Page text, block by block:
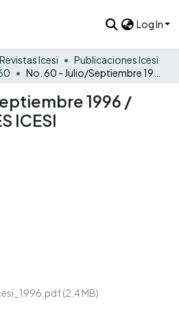
Log In
Revistas Icesi
Publicaciones Icesi
1996 /
ICESI
(2.4 MB)